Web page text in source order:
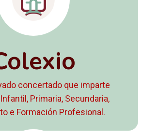
concertado que imparte
Primaria, Secundaria,
e Formación Profesional.